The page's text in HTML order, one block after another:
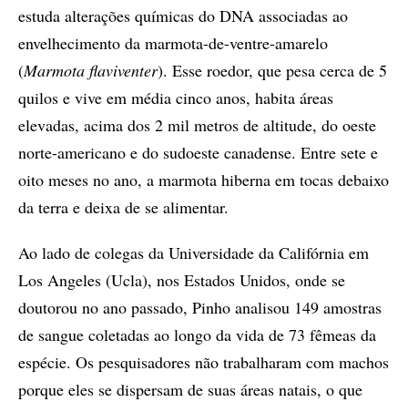
estuda alterações químicas do DNA associadas ao
envelhecimento da marmota-de-ventre-amarelo
(Marmota flaviventer). Esse roedor, que pesa cerca de 5
quilos e vive em média cinco anos, habita áreas
elevadas, acima dos 2 mil metros de altitude, do oeste
norte-americano e do sudoeste canadense. Entre sete e
oito meses no ano, a marmota hiberna em tocas debaixo
da terra e deixa de se alimentar.
Ao lado de colegas da Universidade da Califórnia em
Los Angeles (Ucla), nos Estados Unidos, onde se
doutorou no ano passado, Pinho analisou 149 amostras
de sangue coletadas ao longo da vida de 73 fêmeas da
espécie. Os pesquisadores não trabalharam com machos
porque eles se dispersam de suas áreas natais, o que